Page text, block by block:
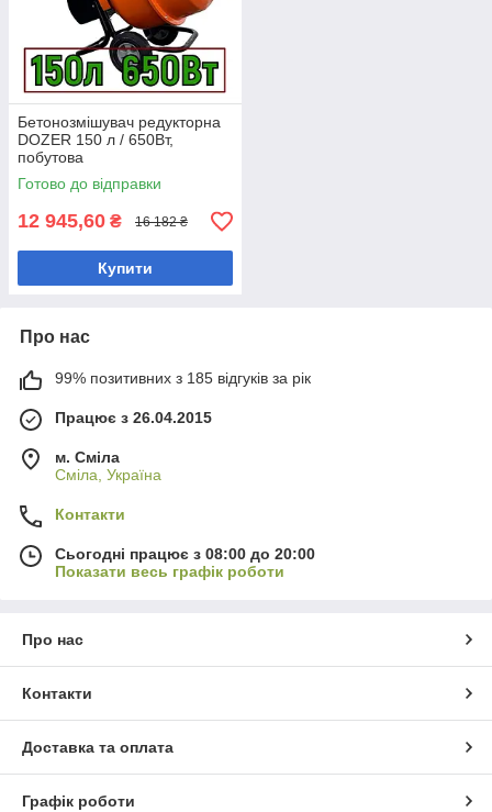
Бетонозмішувач редукторна
DOZER 150 л / 650Вт,
побутова
Готово до відправки
12 945,60 ₴ 16 182 ₴
Купити
Про нас
99% позитивних з 185 відгуків за рік
Працює з 26.04.2015
м. Сміла
Сміла, Україна
Контакти
Сьогодні працює з 08:00 до 20:00
Показати весь графік роботи
Про нас
Контакти
Доставка та оплата
Графік роботи